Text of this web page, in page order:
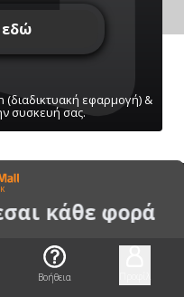
ΕΙΔΟΠΟΙΗΣΕΙΣ
πάσα στιγμή σίγαση/
κουμπιού
κάθε φορά
Βοήθεια
εφαρμογή) &
συσκευή σας.